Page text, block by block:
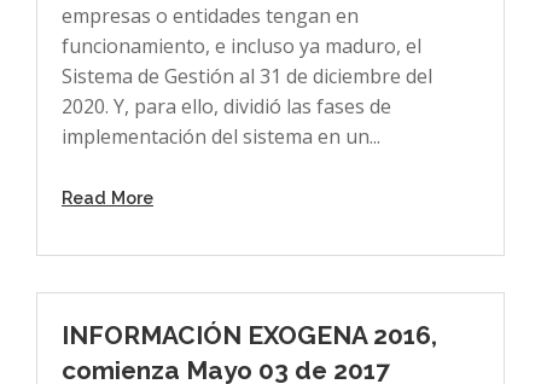
empresas o entidades tengan en
funcionamiento, e incluso ya maduro, el
Sistema de Gestión al 31 de diciembre del
2020. Y, para ello, dividió las fases de
implementación del sistema en un...
Read More
INFORMACIÓN EXOGENA 2016,
comienza Mayo 03 de 2017